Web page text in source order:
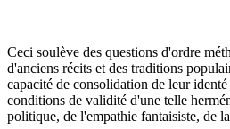
Ceci soulève des questions d'ordre
d'anciens récits et des traditions
capacité de consolidation de leur
conditions de validité d'une telle
politique, de l'empathie fantaisiste, de